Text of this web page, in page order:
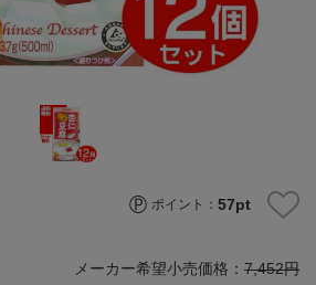
ポイント：57pt
メーカー希望小売価格：7,452円